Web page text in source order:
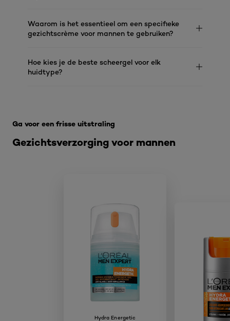
Waarom is het essentieel om een specifieke
gezichtscrème voor mannen te gebruiken?
Hoe kies je de beste scheergel voor elk
huidtype?
Gezichtsverzorging voor mannen
Ga voor een frisse uitstraling
Hydra Energetic